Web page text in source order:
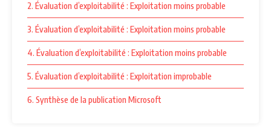
2. Évaluation d’exploitabilité : Exploitation moins probable
3. Évaluation d’exploitabilité : Exploitation moins probable
4. Évaluation d’exploitabilité : Exploitation moins probable
5. Évaluation d’exploitabilité : Exploitation improbable
6. Synthèse de la publication Microsoft